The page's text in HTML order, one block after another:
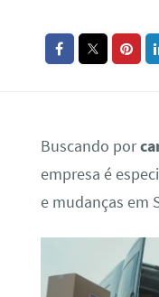
Buscando por
empresa é
e mudanças em